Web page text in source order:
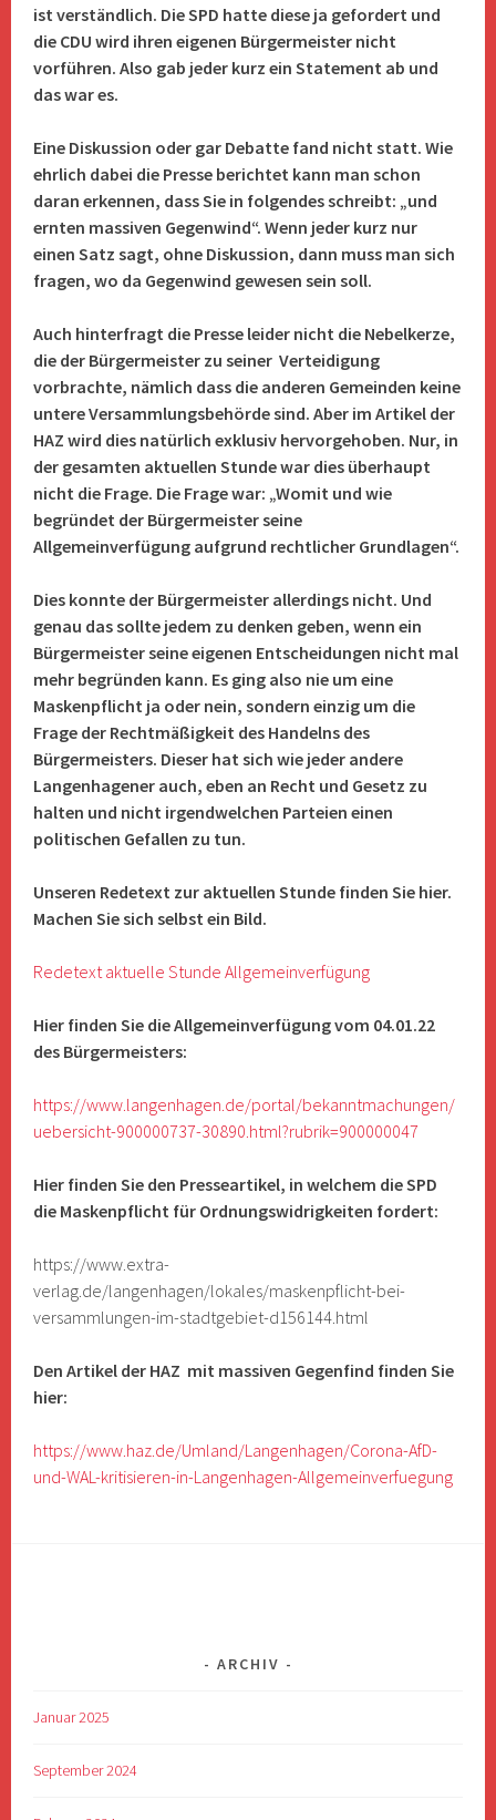
ist verständlich. Die SPD hatte diese ja gefordert und
die CDU wird ihren eigenen Bürgermeister nicht
vorführen. Also gab jeder kurz ein Statement ab und
das war es.
Eine Diskussion oder gar Debatte fand nicht statt. Wie
ehrlich dabei die Presse berichtet kann man schon
daran erkennen, dass Sie in folgendes schreibt: „und
ernten massiven Gegenwind“. Wenn jeder kurz nur
einen Satz sagt, ohne Diskussion, dann muss man sich
fragen, wo da Gegenwind gewesen sein soll.
Auch hinterfragt die Presse leider nicht die Nebelkerze,
die der Bürgermeister zu seiner Verteidigung
vorbrachte, nämlich dass die anderen Gemeinden keine
untere Versammlungsbehörde sind. Aber im Artikel der
HAZ wird dies natürlich exklusiv hervorgehoben. Nur, in
der gesamten aktuellen Stunde war dies überhaupt
nicht die Frage. Die Frage war: „Womit und wie
begründet der Bürgermeister seine
Allgemeinverfügung aufgrund rechtlicher Grundlagen“.
Dies konnte der Bürgermeister allerdings nicht. Und
genau das sollte jedem zu denken geben, wenn ein
Bürgermeister seine eigenen Entscheidungen nicht mal
mehr begründen kann. Es ging also nie um eine
Maskenpflicht ja oder nein, sondern einzig um die
Frage der Rechtmäßigkeit des Handelns des
Bürgermeisters. Dieser hat sich wie jeder andere
Langenhagener auch, eben an Recht und Gesetz zu
halten und nicht irgendwelchen Parteien einen
politischen Gefallen zu tun.
Unseren Redetext zur aktuellen Stunde finden Sie hier.
Machen Sie sich selbst ein Bild.
Redetext aktuelle Stunde Allgemeinverfügung
Hier finden Sie die Allgemeinverfügung vom 04.01.22
des Bürgermeisters:
https://www.langenhagen.de/portal/bekanntmachungen/
uebersicht-900000737-30890.html?rubrik=900000047
Hier finden Sie den Presseartikel, in welchem die SPD
die Maskenpflicht für Ordnungswidrigkeiten fordert:
https://www.extra-
verlag.de/langenhagen/lokales/maskenpflicht-bei-
versammlungen-im-stadtgebiet-d156144.html
Den Artikel der HAZ mit massiven Gegenfind finden Sie
hier:
https://www.haz.de/Umland/Langenhagen/Corona-AfD-
und-WAL-kritisieren-in-Langenhagen-Allgemeinverfuegung
ARCHIV
Januar 2025
September 2024